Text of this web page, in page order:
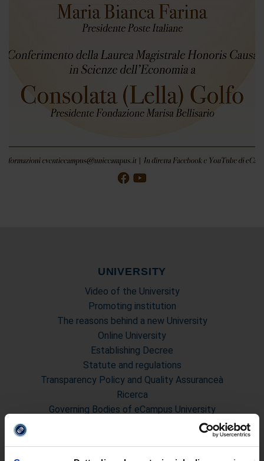
UNIVERSITY
Video of the University
Promoting institution
The reasons behind a new University
Online University
Establishing Decree
Statute and regulations
Transparency Policy and Quality Assuranceà
Ricerca
Governing Bodies of eCampus University